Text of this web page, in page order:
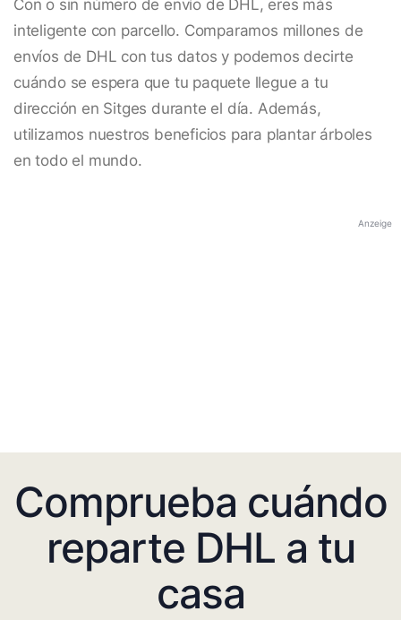
Con o sin número de envío de DHL, eres más
inteligente con parcello. Comparamos millones de
envíos de DHL con tus datos y podemos decirte
cuándo se espera que tu paquete llegue a tu
dirección en Sitges durante el día. Además,
utilizamos nuestros beneficios para plantar árboles
en todo el mundo.
Anzeige
Comprueba cuándo
reparte DHL a tu
casa